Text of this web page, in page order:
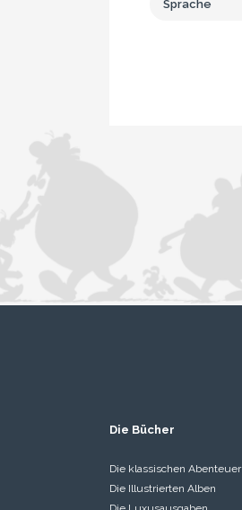
Die Bücher
Die klassischen Abenteuer
Die Illustrierten Alben